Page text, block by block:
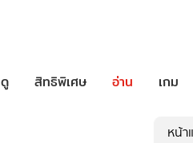
ดู สิทธิพิเศษ อ่าน เกม
หน้า